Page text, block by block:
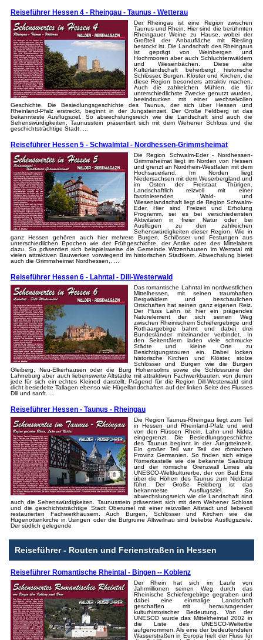
Reiseführer Hessen 4 - Rheingau - Taunus - Wetterau
Der Rheingau ist eine Region zwischen
Taunus und Rhein. Hier sind die berühmten
Rheingauer Weine zu Hause, wobei der
Großteil der Anbaufläche mit Riesling
bestockt ist. Die Landschaft des Rheingaus
ist geprägt von Weinbergen und
Hochmooren aber auch Schluchtenwäldern
und Wiesenbächen. Diese alte
Kulturlandschaft beherbergt historische
Schlösser, Burgen, Klöster und Kirchen, die
diese Region besonders attraktiv machen.
Auch die zahlreichen Mühlen, die für
unterschiedlichste Zwecke genutzt wurden,
beeindrucken mit einer wechselvollen
Geschichte. Die Besiedlungsgeschichte des Taunus, der sich über Hessen und
Rheinland-Pfalz erstreckt, beginnt in der Jungsteinzeit. Der Große Feldberg ist das
bekannteste Ausflugsziel. So abwechslungsreich wie die Landschaft sind auch die
Sehenswürdigkeiten. Taunusstein präsentiert sich mit dem Wehener Schloss und die
geschichtsträchtige Stadt. ...
Reiseführer Hessen 5 - Schwalmtal - Nordhessen-Grimmsheimat
Die Region Schwalm-Eder - Nordhessen-
Grimmsheimat liegt im Norden von Hessen
und grenzt an Nordrhein-Westfalen mit dem
Hochsauerland. Im Norden liegt
Niedersachsen mit dem Weserbergland und
im Osten der Freistaat Thürigen.
Landschaftlich reizvoll mit einer
faszinierenden Wald- und
Wiesenlandschaft liegt de Region Schwalm-
Eder. Hier sind Freizeit und Erholung
Programm, sei es bei verschiedensten
Aktivitäten in freier Natur oder bei
Ausflügen zu den zahlreichen
Sehenswürdigkeiten dieser Region. Wie in
ganz Hessen gehören auch hier mehrere Burgen, Schlösser und Festungen aus
unterschiedlichen Epochen wie der Frühgeschichte, der Antike oder des Mittelalters
dazu. So präsentiert sich beispielsweise die Gemeinde Witzenhausen im Werratal mit
vielen attraktiven Bauwerken vorwiegend im historischen Stadtkern. Abwechslung bietet
auch die Grimmsheimat Nordhessen,. ...
Reiseführer Hessen 6 - Lahntal - Dill-Westerwald
Das romantische Lahntal im nordwestlichen
Mittelhessen, mit seinen traumhaften
Bergwäldern und beschaulichen
Ortschaften hat seinen ganz eigenen Reiz.
Der Fluss Lahn ist hier ein prägendes
Naturelement der sich seinen Weg
zwischen Rheinischem Schiefergebirge und
Rothaargebirge bahnt und dabei drei
Bundesländer miteinander verbindet. In
den Seitentälern laden viele schmucke
Städte und kleine Orte zu
Besichtigungstouren ein. Dabei locken
historische Kirchen und Klöster, stolze
Schlösser und Burgen wie die Burgen
Gleiberg, Neu-Elkerhausen oder die Burg Hohensolms sowie die Schlossruine der
Lahneburg aber auch liebenswerte Altstädte mit attraktiven Fachwerkbauten, von denen
jede für sich ein echtes Kleinod darstellt. Prägend für die Region Dill-Westerwald sind
dicht besiedelte Tallagen ebenso wie Hügellandschaften auf der linken Seite des Flusses
Dill und sanft. ...
Reiseführer Hessen - Taunus - Rheingau
Die Region Taunus-Rheingau liegt zum Teil
in Hessen und Rheinland-Pfalz und wird
von den Flüssen Rhein, Lahn und Nidda
eingegrenzt. Die Besiedlungsgeschichte
des Taunus beginnt in der Jungsteinzeit.
Ein großer Teil war Teil der römischen
Provinz Germanien. So finden sich einige
Römerkastelle wie die bekannte Saalburg
und der römische Grenzwall Limes als
UNESCO-Weltkulturerbe, der von Bad Ems
über die Höhen des Taunus zum Niddatal
führt. Der Große Feldberg ist das
bekannteste Ausflugsziel. So
abwechslungsreich wie die Landschaft sind
auch die Sehenswürdigkeiten. Taunusstein präsentiert sich mit dem Wehener Schloss
und die geschichtsträchtige Stadt Oberursel mit einer reizvollen Altstadt und liebevoll
restaurierten Fachwerkhäusern. Auch Burgen, Schlösser und Kirchen wie die
Hugenottenkirche in Usingen oder die Burgruine Altweilnau sind beliebte Ausflugsziele.
Der südlich gelegende
Reiseführer - Routen und Ferienstraßen in Hessen
Reiseführer Romantische Rheintal - Bingen -- Koblenz
Der Rhein hat sich im Laufe von
Jahrmillionen seinen Weg durch das
Rheinische Schiefergebirge gegraben und
dabei eine einmalige Landschaft
geschaffen mit herausragender
kulturhistorischer Bedeutung. Von der
UNESCO wurde das Mittelrheintal 2002 in
die Liste des UNESCO-Welterbe
aufgenommen. Als eine der bedeutendsten
Wasserstraßen in Europa hielt der Fluss für